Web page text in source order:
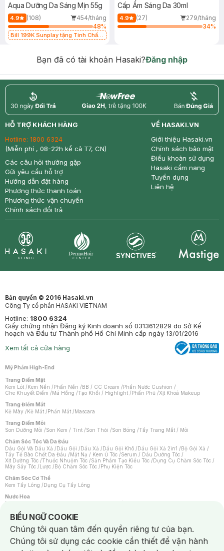
Aqua Dưỡng Da Sáng Mịn 55g
4.9 (108)
454/tháng
48%
Bill 199K Sunplay tặng Tinh Chất
Cấp Ẩm Sáng Da 30ml
4.9 (27)
279/tháng
34%
Bạn đã có tài khoản Hasaki?Đăng nhập
return nowfree price
HỖ TRỢ KHÁCH HÀNG
Hotline: 1800 6324
(Miễn phí , 08-22h kể cả T7, CN)
Các câu hỏi thường gặp
Gửi yêu cầu hỗ trợ
Hướng dẫn đặt hàng
Phương thức thanh toán
Phương thức vận chuyển
Chính sách đổi trả
VỀ HASAKI.VN
Giới thiệu Hasaki.vn
Chính sách bảo mật
Điều khoản sử dụng
Hasaki cẩm nang
Tuyển dụng
Liên hệ
Bản quyền © 2016 Hasaki.vn
Công Ty cổ phần HASAKI VIETNAM
Hotline: 1800 6324
Giấy chứng nhận Đăng ký Kinh doanh số 0313612829 do Sở Kế
hoạch và Đầu tư Thành phố Hồ Chí Minh cấp ngày 13/01/2016
Xem tất cả cửa hàng
Mỹ Phẩm High-End
Trang Điểm Mặt
Kem Lót /Kem Nền /Phấn Nền /BB / CC Cream /Phấn Nước Cushion /
Che Khuyết Điểm /Má Hồng /Tạo Khối / Highlight /Phấn Phủ /Xịt Khoá Makeup
Trang Điểm Mắt
Kẻ Mày /Kẻ Mắt /Phấn Mắt /Mascara
Trang Điểm Môi
Son Dưỡng Môi /Son Kem / Tint /Son Thỏi /Son Bóng /Tẩy Trang Mắt / Môi
Chăm Sóc Tóc Và Da Đầu
Dầu Gội Và Dầu Xả /Dầu Gội /Dầu Xả /Dầu Gội Khô /Dầu Gội Xả 2in1 /Bộ Gội Xả /
Tẩy Tế Bào Chết Da Đầu /Mặt Nạ / Kem Ủ Tóc /Serum / Dầu Dưỡng Tóc /
Xịt Dưỡng Tóc /Thuốc Nhuộm Tóc /Sản Phẩm Tạo Kiểu Tóc /Dụng Cụ Chăm Sóc Tóc /
Máy Sấy Tóc /Lược /Bộ Chăm Sóc Tóc /Phụ Kiện Tóc
Chăm Sóc Cơ Thể
Kem Tẩy Lông /Dụng Cụ Tẩy Lông
Nước Hoa
Nước Hoa Nữ
Chăm Sóc Cá Nhân
Chống Muỗi /Khẩu Trang /Máy Massage/Mặt Nạ Xông Hơi /Nước Rửa Tay/
Sản Phẩm Chăm Sóc Khác /Bàn Chải Đánh Răng /Bàn Chải Điện/
Hỗ Trợ Trắng Răng/Kem Đánh Răng /Máy Tăm Nước/ Nước Súc Miệng/
Tăm / Chỉ Nha Khoa/ Xịt Thơm Miệng / Dung Dịch Vệ Sinh/Dưỡng Vùng Kín/
BIỂU NGỮ COOKIE
Notice about cookies usage
Chúng tôi quan tâm đến quyền riêng tư của bạn.
Chúng tôi sử dụng các cookie cần thiết để vận hành